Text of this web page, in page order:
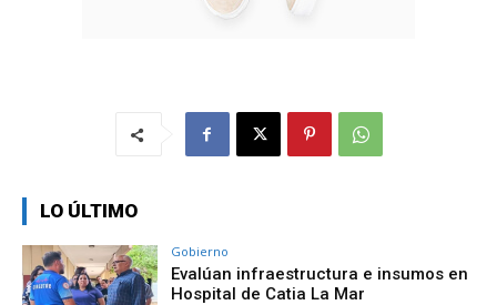
LO ÚLTIMO
Gobierno
Evalúan infraestructura e insumos en
Hospital de Catia La Mar